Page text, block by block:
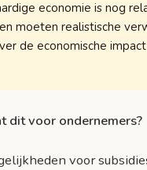
economie is nog
moeten realistische
de economische
dit voor ondernemers?
voor